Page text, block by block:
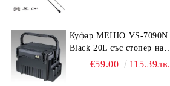
Куфар MEIHO VS-7090N
Black 20L със стопер на
дръжката€59.00 115.39лв.